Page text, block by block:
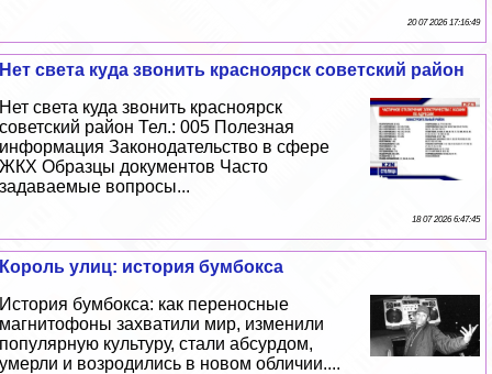
20 07 2026 17:16:49
Нет света куда звонить красноярск советский район
Нет света куда звонить красноярск
советский район Тел.: 005 Полезная
информация Законодательство в сфере
ЖКХ Образцы документов Часто
задаваемые вопросы...
18 07 2026 6:47:45
Король улиц: история бумбокса
История бумбокса: как переносные
магнитофоны захватили мир, изменили
популярную культуру, стали абсурдом,
умерли и возродились в новом обличии....